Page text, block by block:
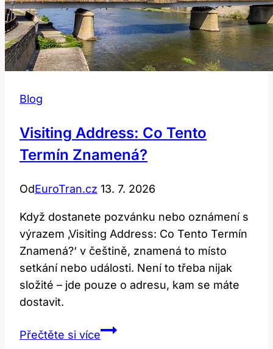
Blog
Visiting Address: Co Tento
Termín Znamená?
OdEuroTran.cz 13. 7. 2026
Když dostanete pozvánku nebo oznámení s
výrazem ‚Visiting Address: Co Tento Termín
Znamená?‘ v češtině, znamená to místo
setkání nebo události. Není to třeba nijak
složité – jde pouze o adresu, kam se máte
dostavit.
Přečtěte si víceVisiting